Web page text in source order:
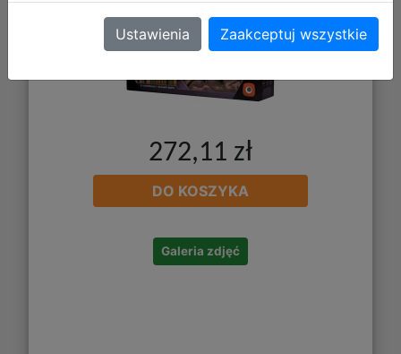
272,11 zł
DO KOSZYKA
Galeria zdjęć
Ustawienia Zaakceptuj wszystkie